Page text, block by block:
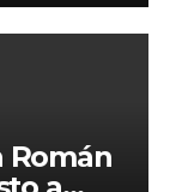
Román